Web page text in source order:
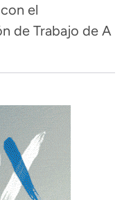
el
de Trabajo de A